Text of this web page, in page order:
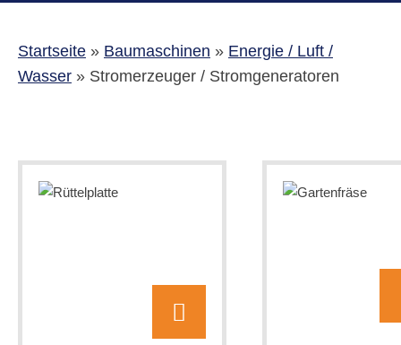
Startseite» Baumaschinen » Energie / Luft /
Wasser» Stromerzeuger / Stromgeneratoren